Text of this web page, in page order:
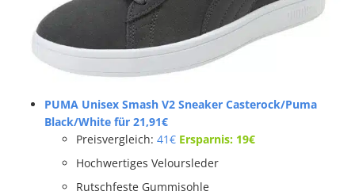
PUMA Unisex Smash V2 Sneaker Casterock/Puma
Black/White für 21,91€
Preisvergleich: 41€ Ersparnis: 19€
Hochwertiges Veloursleder
Rutschfeste Gummisohle